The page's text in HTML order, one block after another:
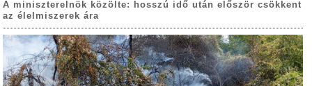
A miniszterelnök közölte: hosszú idő után először csökkent
az élelmiszerek ára